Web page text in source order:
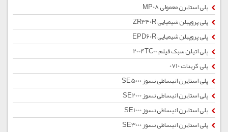
پلی استایرن معمولی MP08
پلی پروپیلن شیمیایی ZR340R
پلی پروپیلن شیمیایی EPD60R
پلی اتیلن سبک فیلم 2004TC00
پلی کربنات 0710
پلی استایرن انبساطی نسوز SE5000
پلی استایرن انبساطی نسوز SE2000
پلی استایرن انبساطی نسوز SE1000
پلی استایرن انبساطی نسوز SE3000